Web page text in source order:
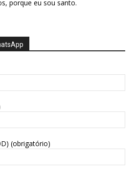
porque eu sou santo.
(obrigatório)